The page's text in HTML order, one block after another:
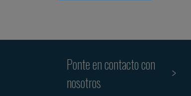
Ponte en contacto con
nosotros